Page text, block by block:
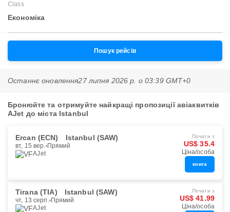
Class
Економіка
Пошук рейсів
Останнє оновлення27 липня 2026 р. о 03:39 GMT+0
Бронюйте та отримуйте найкращі пропозиції авіаквитків
AJet до міста Istanbul
Ercan (ECN) Istanbul (SAW)
вт, 15 вер. Прямий
AJet
Почати з
US$ 35.4
Ціна/особа
книга
Tirana (TIA) Istanbul (SAW)
чт, 13 серп. Прямий
AJet
Почати з
US$ 41.99
Ціна/особа